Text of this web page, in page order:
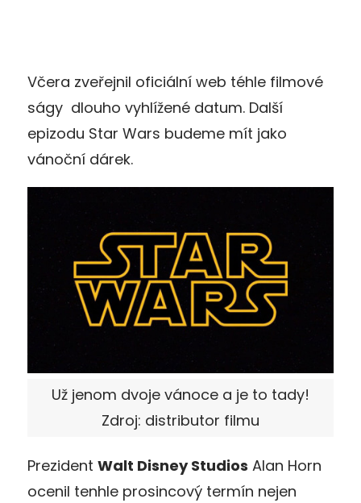
Včera zveřejnil oficiální web téhle filmové
ságy dlouho vyhlížené datum. Další
epizodu Star Wars budeme mít jako
vánoční dárek.
Už jenom dvoje vánoce a je to tady!
Zdroj: distributor filmu
Prezident Walt Disney Studios Alan Horn
ocenil tenhle prosincový termín nejen